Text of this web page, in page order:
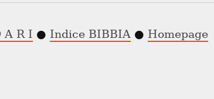
A R I ● Indice BIBBIA ● Homepage